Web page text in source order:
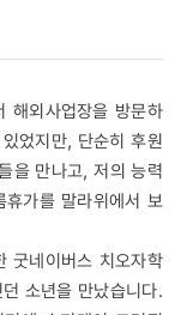
해외사업장을 방문하
었지만, 단순히 후원
을 만나고, 저의 능력
가를 말라위에서 보
굿네이버스 치오자학
소년을 만났습니다.